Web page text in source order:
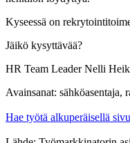
Kyseessä on
Jäikö kysyttävää?
HR Team Leader Nelli
Avainsanat: sähköasentaja,
Hae työtä alkuperäisellä